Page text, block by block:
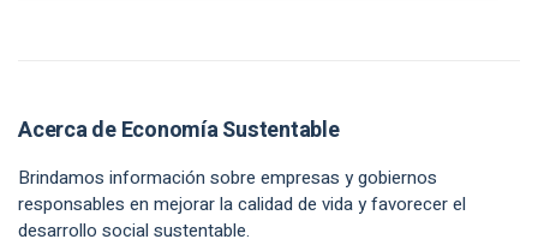
Acerca de Economía Sustentable
Brindamos información sobre empresas y gobiernos
responsables en mejorar la calidad de vida y favorecer el
desarrollo social sustentable.